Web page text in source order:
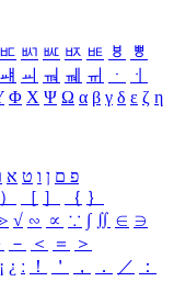
ㅳ ㅴ ㅵ ㅶ ㅷ ㅸ
ㅹ
ㆈ ㆉ ㆊ ㆋ ㆌ ㆍ
ㆎ
Φ Χ Ψ Ω α β γ δ ε ζ η
פ ם ן ו ט א
） ［ ］ ｛ ｝
√ ∽ ∝ ∵ ∫ ∬ ∈ ∋
－ ＜ ＝
＞
¡ ¿ ː ！ ＇ ， ． ／
：